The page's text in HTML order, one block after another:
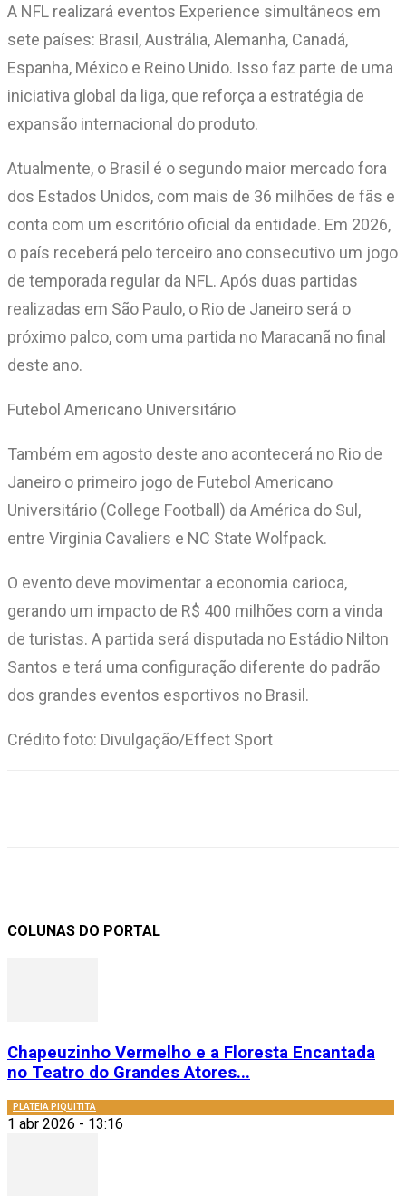
A NFL realizará eventos Experience simultâneos em
sete países: Brasil, Austrália, Alemanha, Canadá,
Espanha, México e Reino Unido. Isso faz parte de uma
iniciativa global da liga, que reforça a estratégia de
expansão internacional do produto.
Atualmente, o Brasil é o segundo maior mercado fora
dos Estados Unidos, com mais de 36 milhões de fãs e
conta com um escritório oficial da entidade. Em 2026,
o país receberá pelo terceiro ano consecutivo um jogo
de temporada regular da NFL. Após duas partidas
realizadas em São Paulo, o Rio de Janeiro será o
próximo palco, com uma partida no Maracanã no final
deste ano.
Futebol Americano Universitário
Também em agosto deste ano acontecerá no Rio de
Janeiro o primeiro jogo de Futebol Americano
Universitário (College Football) da América do Sul,
entre Virginia Cavaliers e NC State Wolfpack.
O evento deve movimentar a economia carioca,
gerando um impacto de R$ 400 milhões com a vinda
de turistas. A partida será disputada no Estádio Nilton
Santos e terá uma configuração diferente do padrão
dos grandes eventos esportivos no Brasil.
Crédito foto: Divulgação/Effect Sport
COLUNAS DO PORTAL
Chapeuzinho Vermelho e a Floresta Encantada
no Teatro do Grandes Atores...
PLATEIA PIQUITITA
1 abr 2026 - 13:16